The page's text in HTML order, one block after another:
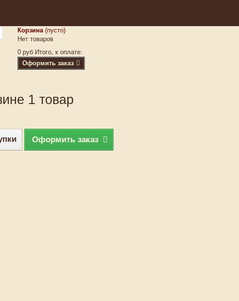
Корзина (пусто)
Нет товаров
0 руб Итого, к оплате:
Оформить заказ
1 товар
Оформить заказ